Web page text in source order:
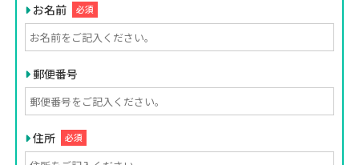
お名前 必須
郵便番号
住所 必須